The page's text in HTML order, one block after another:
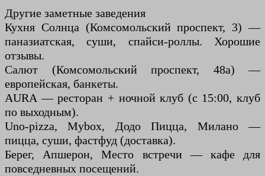
Другие заметные заведения
Кухня Солнца (Комсомольский проспект, 3) —
паназиатская, суши, спайси-роллы. Хорошие
отзывы.
Салют (Комсомольский проспект, 48а) —
европейская, банкеты.
AURA — ресторан + ночной клуб (с 15:00, клуб
по выходным).
Uno-pizza, Mybox, Додо Пицца, Милано —
пицца, суши, фастфуд (доставка).
Берег, Апшерон, Место встречи — кафе для
повседневных посещений.